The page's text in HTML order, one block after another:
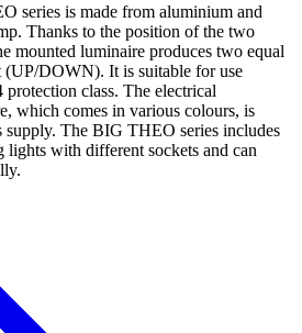
series is made from aluminium and
Thanks to the position of the two
mounted luminaire produces two equal
(UP/DOWN). It is suitable for use
class. The electrical
which comes in various colours, is
The BIG THEO series includes
with different sockets and can